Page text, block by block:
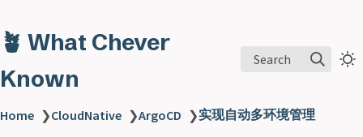
🪴 What Chever
Known
Search
Home ❯CloudNative ❯ArgoCD ❯实现自动多环境管理